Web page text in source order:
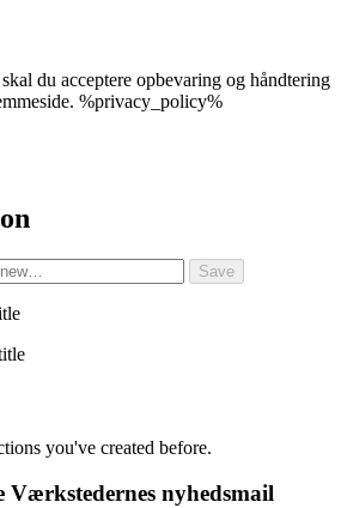
du acceptere opbevaring og håndtering
%privacy_policy%
you've created before.
Værkstedernes nyhedsmail